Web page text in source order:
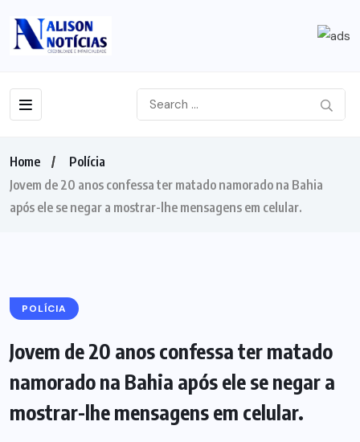
Home
Polícia
Jovem de 20 anos confessa ter matado namorado na Bahia
após ele se negar a mostrar-lhe mensagens em celular.
POLÍCIA
Jovem de 20 anos confessa ter matado
namorado na Bahia após ele se negar a
mostrar-lhe mensagens em celular.